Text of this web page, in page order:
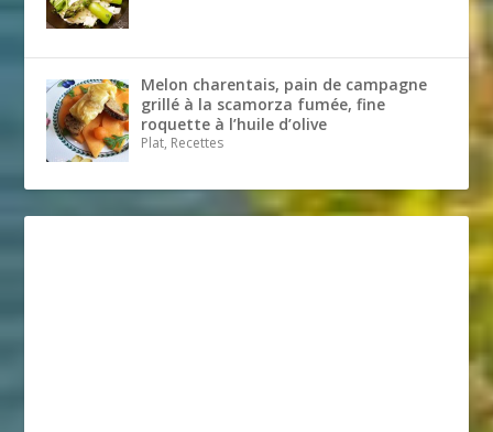
Melon charentais, pain de campagne
grillé à la scamorza fumée, fine
roquette à l’huile d’olive
Plat, Recettes